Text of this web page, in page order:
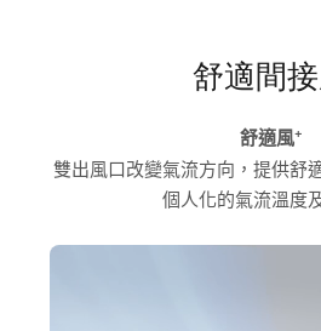
舒適間
舒適風+
雙出風口改變氣流方向，提供舒
個人化的氣流溫度